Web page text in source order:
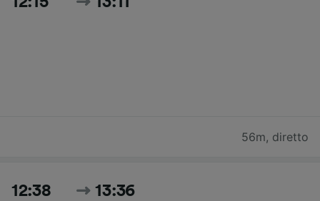
56m, diretto
12:38 13:36